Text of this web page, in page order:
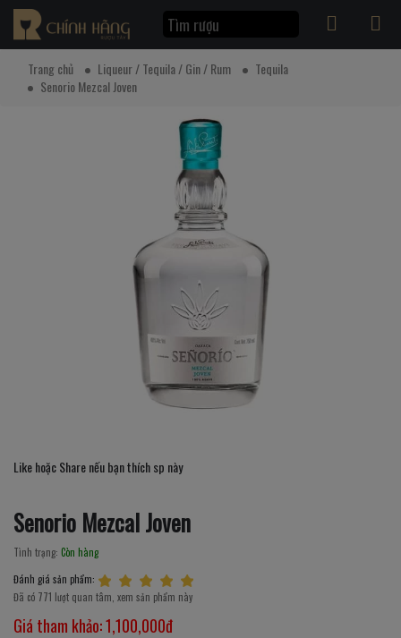
Trang chủ Liqueur / Tequila / Gin / Rum
Tequila
Senorio Mezcal Joven
Like hoặc Share nếu bạn thích sp này
Senorio Mezcal Joven
Tình trạng: Còn hàng
Đánh giá sản phẩm:
Đã có 771 lượt quan tâm, xem sản phẩm này
Giá tham khảo:1,100,000đ